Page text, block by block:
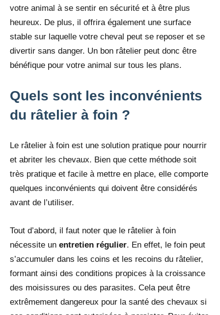
votre animal à se sentir en sécurité et à être plus
heureux. De plus, il offrira également une surface
stable sur laquelle votre cheval peut se reposer et se
divertir sans danger. Un bon râtelier peut donc être
bénéfique pour votre animal sur tous les plans.
Quels sont les inconvénients
du râtelier à foin ?
Le râtelier à foin est une solution pratique pour nourrir
et abriter les chevaux. Bien que cette méthode soit
très pratique et facile à mettre en place, elle comporte
quelques inconvénients qui doivent être considérés
avant de l’utiliser.
Tout d’abord, il faut noter que le râtelier à foin
nécessite un entretien régulier. En effet, le foin peut
s’accumuler dans les coins et les recoins du râtelier,
formant ainsi des conditions propices à la croissance
des moisissures ou des parasites. Cela peut être
extrêmement dangereux pour la santé des chevaux si